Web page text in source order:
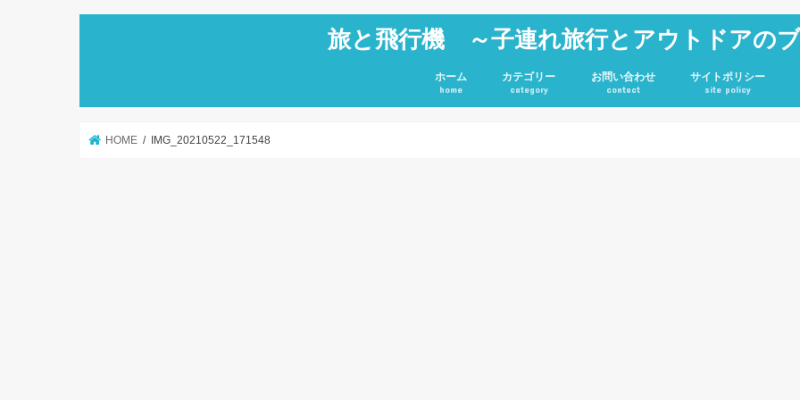
旅と飛行機 ～子連れ旅行とアウトドアの
ホーム
home
カテゴリー
category
お問い合わせ
contact
サイトポリシー
site policy
HOME IMG_20210522_171548